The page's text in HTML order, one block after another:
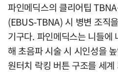
파인메딕스의 클리어팁
(EBUS-TBNA) 시 병변 조직
기구다. 파인메딕스는 니들에
해 초음파 시술 시 시인성을
원터치 락킹 버튼 구조를 세